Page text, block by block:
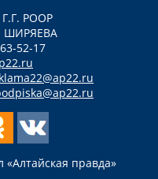
Г.Г. РООР
ШИРЯЕВА
52-17
правда»